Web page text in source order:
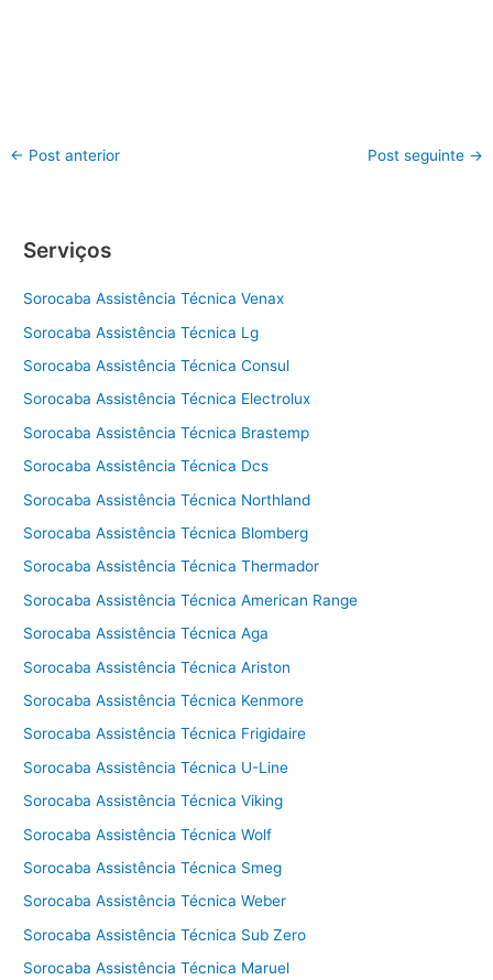
← Post anterior Post seguinte →
Serviços
Sorocaba Assistência Técnica Venax
Sorocaba Assistência Técnica Lg
Sorocaba Assistência Técnica Consul
Sorocaba Assistência Técnica Electrolux
Sorocaba Assistência Técnica Brastemp
Sorocaba Assistência Técnica Dcs
Sorocaba Assistência Técnica Northland
Sorocaba Assistência Técnica Blomberg
Sorocaba Assistência Técnica Thermador
Sorocaba Assistência Técnica American Range
Sorocaba Assistência Técnica Aga
Sorocaba Assistência Técnica Ariston
Sorocaba Assistência Técnica Kenmore
Sorocaba Assistência Técnica Frigidaire
Sorocaba Assistência Técnica U-Line
Sorocaba Assistência Técnica Viking
Sorocaba Assistência Técnica Wolf
Sorocaba Assistência Técnica Smeg
Sorocaba Assistência Técnica Weber
Sorocaba Assistência Técnica Sub Zero
Sorocaba Assistência Técnica Maruel